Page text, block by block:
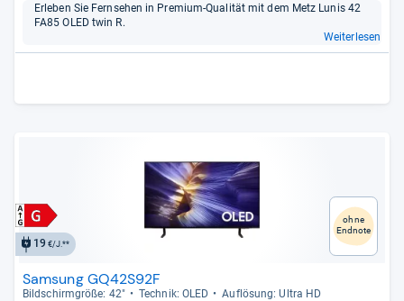
Erle­ben Sie Fern­se­hen in Pre­mium-​Qua­li­tät mit dem Metz Lunis 42
FA85 OLED twin R.
Weiterlesen
19 €/J.**
ohne
Endnote
Samsung GQ42S92F
Bild­schirm­größe: 42" Tech­nik: OLED
Auf­lö­sung: Ultra HD